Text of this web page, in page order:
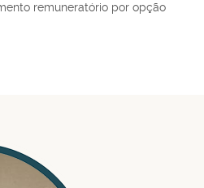
remuneratório por opção